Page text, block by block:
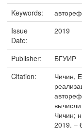
Keywords:
Issue
Date:
2019
Publisher:
БГУИР
Citation:
Чичин,
Чичин;
2019. –